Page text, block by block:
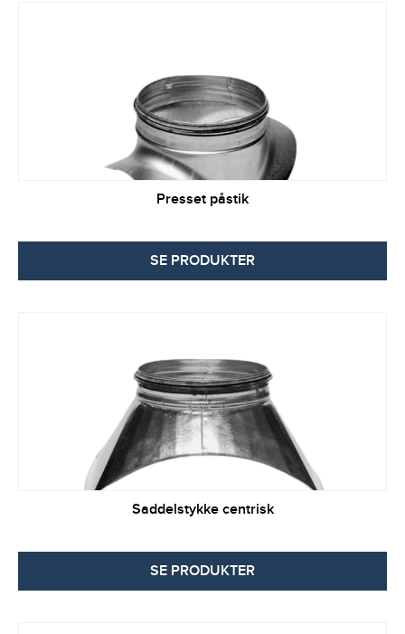
Presset påstik
SE PRODUKTER
Saddelstykke centrisk
SE PRODUKTER